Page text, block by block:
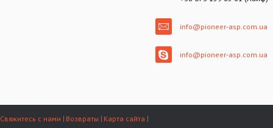
info@pioneer-asp.com.ua
info@pioneer-asp.com.ua
Свяжитесь с нами Возвраты Карта сайта